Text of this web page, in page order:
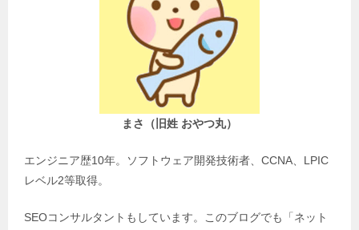
まさ（旧姓 おやつ丸）
エンジニア歴10年。ソフトウェア開発技術者、CCNA、LPIC
レベル2等取得。
SEOコンサルタントもしています。このブログでも「ネット